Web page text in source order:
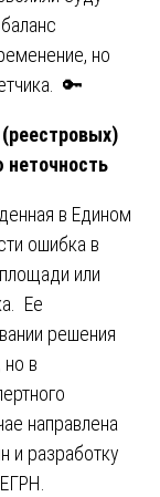
но
🔑
неточность
в Едином
ошибка в
или
Ее
решения
в
направлена
и разработку